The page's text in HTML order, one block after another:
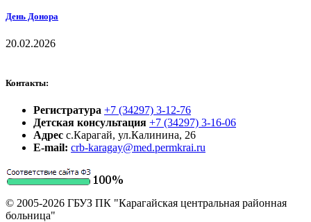
День Донора
20.02.2026
Контакты:
Регистратура +7 (34297) 3-12-76
Детская консультация +7 (34297) 3-16-06
Адрес с.Карагай, ул.Калинина, 26
E-mail: crb-karagay@med.permkrai.ru
© 2005-2026 ГБУЗ ПК "Карагайская центральная районная
больница"